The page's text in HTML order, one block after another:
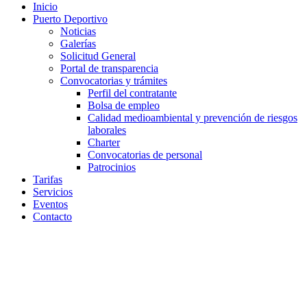
Inicio
Puerto Deportivo
Noticias
Galerías
Solicitud General
Portal de transparencia
Convocatorias y trámites
Perfil del contratante
Bolsa de empleo
Calidad medioambiental y prevención de riesgos
laborales
Charter
Convocatorias de personal
Patrocinios
Tarifas
Servicios
Eventos
Contacto